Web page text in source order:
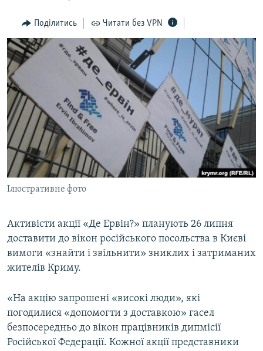
пошукуІНТЕРВ'Ю
ВСЕ ЗА ДЕНЬ
СПЕЦПРОЕКТИ
ДЕПОРТАЦІЯ
ВІДЕОУРОКИ «ELIFBE»
СВІДЧЕННЯ ОКУПАЦІЇ
УКРАЇНСЬКА ПРОБЛЕМА КРИМУ
ІНФОГРАФІКА
ЯК ОБІЙТИ БЛОКУВАННЯ
Русский
Qırımtatar
ДОЛУЧАЙСЯ!
Усі сайти RFE/RL
Поділитись Читати без VPN
Ілюстративне фото
Активісти акції «Де Ервін?» планують 26 липня
доставити до вікон російського посольства в Києві
вимоги «знайти і звільнити» зниклих і затриманих
жителів Криму.
«На акцію запрошені «високі люди», які
погодилися «допомогти з доставкою» гасел
безпосередньо до вікон працівників дипмісії
Російської Федерації. Кожної акції представники